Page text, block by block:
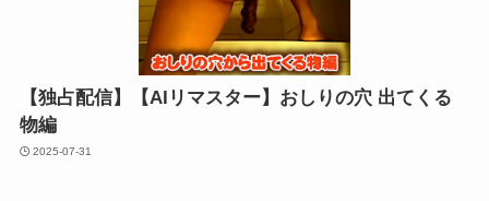
【独占配信】【AIリマスター】おしりの穴 出てくる
物編
2025-07-31